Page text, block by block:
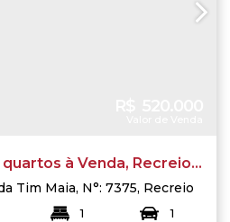
à Venda, Recreio
de Janeiro
Tim Maia, N°: 7375, Recreio
1 1